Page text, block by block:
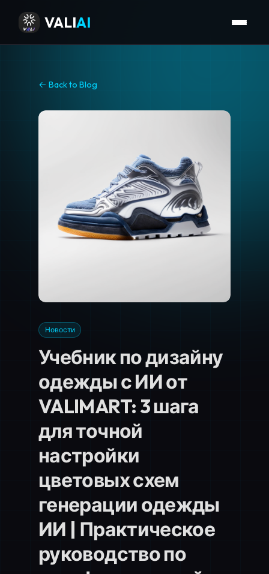
VALIAI
← Back to Blog
Новости
Учебник по дизайну
одежды с ИИ от
VALIMART: 3 шага
для точной
настройки
цветовых схем
генерации одежды
ИИ | Практическое
руководство по